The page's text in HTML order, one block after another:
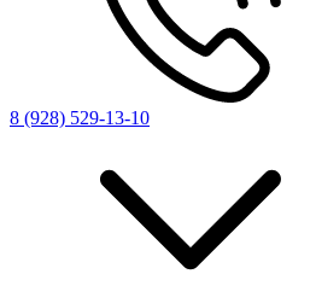
8 (928) 529-13-10